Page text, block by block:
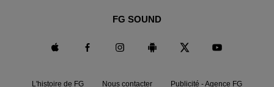
FG SOUND
L'histoire de FG Nous contacter Publicité - Agence FG